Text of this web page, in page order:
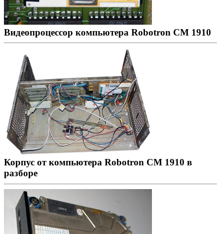
Видеопроцессор компьютера Robotron CM 1910
Корпус от компьютера Robotron CM 1910 в
разборе